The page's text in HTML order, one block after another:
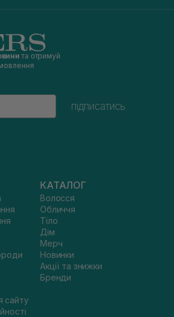
та отримуй
підписатись
сайту
КАТАЛОГ
Волосся
Обличчя
Тіло
Дім
Мерч
Новинки
Акції та знижки
Бренди